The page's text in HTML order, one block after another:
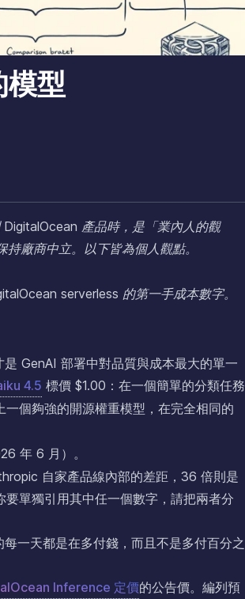
型
產品時，是「業內人的觀
廠商中立。以下皆為個人觀點。
serverless 的第一手成本數字。
GenAI 部署中對品質與成本最大的單一
4.5 標價 $1.00：在一個簡單的分類任務
一個夠強的開源權重模型，在完全相同的
年 6 月）。
自家產品線內部的差距，36 倍則是
單獨引用其中任一個數字，請把兩者分
一天都是在多付錢，而且不是多付百分之
Inference 定價的公告價。編列預